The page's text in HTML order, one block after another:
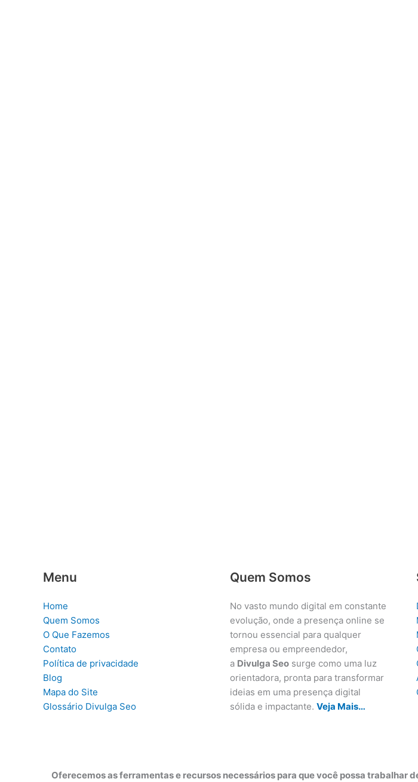
Menu
Home
Quem Somos
O Que Fazemos
Contato
Política de privacidade
Blog
Mapa do Site
Glossário Divulga Seo
Quem Somos
No vasto mundo digital em constante
evolução, onde a presença online se
tornou essencial para qualquer
empresa ou empreendedor,
a Divulga Seosurge como uma luz
orientadora, pronta para transformar
ideias em uma presença digital
sólida e impactante. Veja Mais…
Oferecemos as ferramentas e recursos necessários para que você possa trabalhar